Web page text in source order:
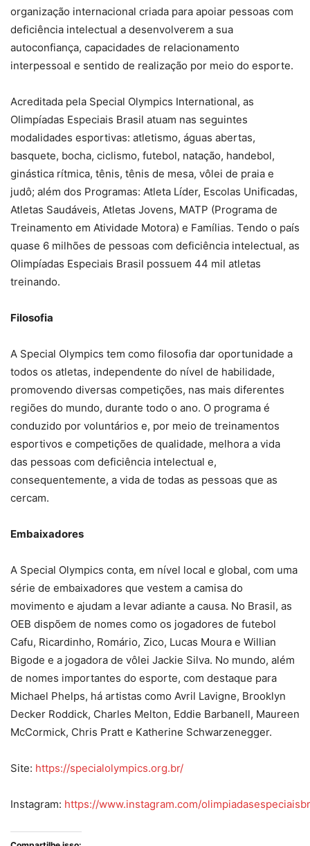
organização internacional criada para apoiar pessoas com
deficiência intelectual a desenvolverem a sua
autoconfiança, capacidades de relacionamento
interpessoal e sentido de realização por meio do esporte.
Acreditada pela Special Olympics International, as
Olimpíadas Especiais Brasil atuam nas seguintes
modalidades esportivas: atletismo, águas abertas,
basquete, bocha, ciclismo, futebol, natação, handebol,
ginástica rítmica, tênis, tênis de mesa, vôlei de praia e
judô; além dos Programas: Atleta Líder, Escolas Unificadas,
Atletas Saudáveis, Atletas Jovens, MATP (Programa de
Treinamento em Atividade Motora) e Famílias. Tendo o país
quase 6 milhões de pessoas com deficiência intelectual, as
Olimpíadas Especiais Brasil possuem 44 mil atletas
treinando.
Filosofia
A Special Olympics tem como filosofia dar oportunidade a
todos os atletas, independente do nível de habilidade,
promovendo diversas competições, nas mais diferentes
regiões do mundo, durante todo o ano. O programa é
conduzido por voluntários e, por meio de treinamentos
esportivos e competições de qualidade, melhora a vida
das pessoas com deficiência intelectual e,
consequentemente, a vida de todas as pessoas que as
cercam.
Embaixadores
A Special Olympics conta, em nível local e global, com uma
série de embaixadores que vestem a camisa do
movimento e ajudam a levar adiante a causa. No Brasil, as
OEB dispõem de nomes como os jogadores de futebol
Cafu, Ricardinho, Romário, Zico, Lucas Moura e Willian
Bigode e a jogadora de vôlei Jackie Silva. No mundo, além
de nomes importantes do esporte, com destaque para
Michael Phelps, há artistas como Avril Lavigne, Brooklyn
Decker Roddick, Charles Melton, Eddie Barbanell, Maureen
McCormick, Chris Pratt e Katherine Schwarzenegger.
Site: https://specialolympics.org.br/
Instagram: https://www.instagram.com/